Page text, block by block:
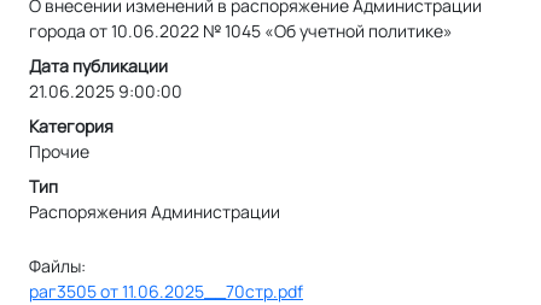
О внесении изменений в распоряжение Администрации
города от 10.06.2022 № 1045 «Об учетной политике»
Дата публикации
21.06.2025 9:00:00
Категория
Прочие
Тип
Распоряжения Администрации
Файлы:
раг3505 от 11.06.2025__70стр.pdf